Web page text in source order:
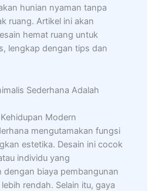
hunian nyaman tanpa
ruang. Artikel ini akan
hemat ruang untuk
lengkap dengan tips dan
Sederhana Adalah
Modern
mengutamakan fungsi
estetika. Desain ini cocok
individu yang
dengan biaya pembangunan
rendah. Selain itu, gaya